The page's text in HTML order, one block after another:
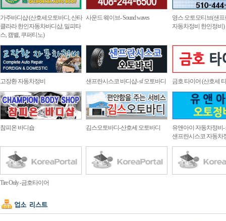
가주바디샵 (산호세오토바디, 산타
클라라 한인자동차바디샵, 밀피타
스, 캠밸, 쿠퍼티노)
사운드 웨이브- Sound waves
영스 오토모티브(샌
자동차정비 한인정비)
고장환 자동차정비 샌프란시스코 바디샵- sf 오토바디 금호 타이어 (산호세
참피온 바디숍 김스오토바디-산호세 오토바디
유앤아이 자동차정비-
샌프란시스코 자동차
Tire Only -금호타이어